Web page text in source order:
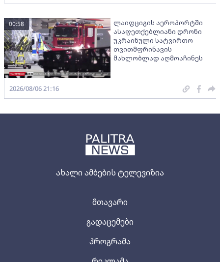
ახალი ამბების ტელევიზია
მთავარი
გადაცემები
პროგრამა
ლაიფციგის აეროპორტში
ასაფეთქებლიანი დრონი
უკრაინული სატვირთო
თვითმფრინავის
მახლობლად აღმოაჩინეს
00:58
2026/08/06 21:16